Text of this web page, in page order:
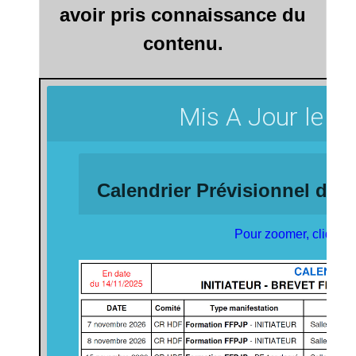
avoir pris connaissance du
contenu.
Mis A Jour le
Calendrier Prévisionnel
Pour zoomer,